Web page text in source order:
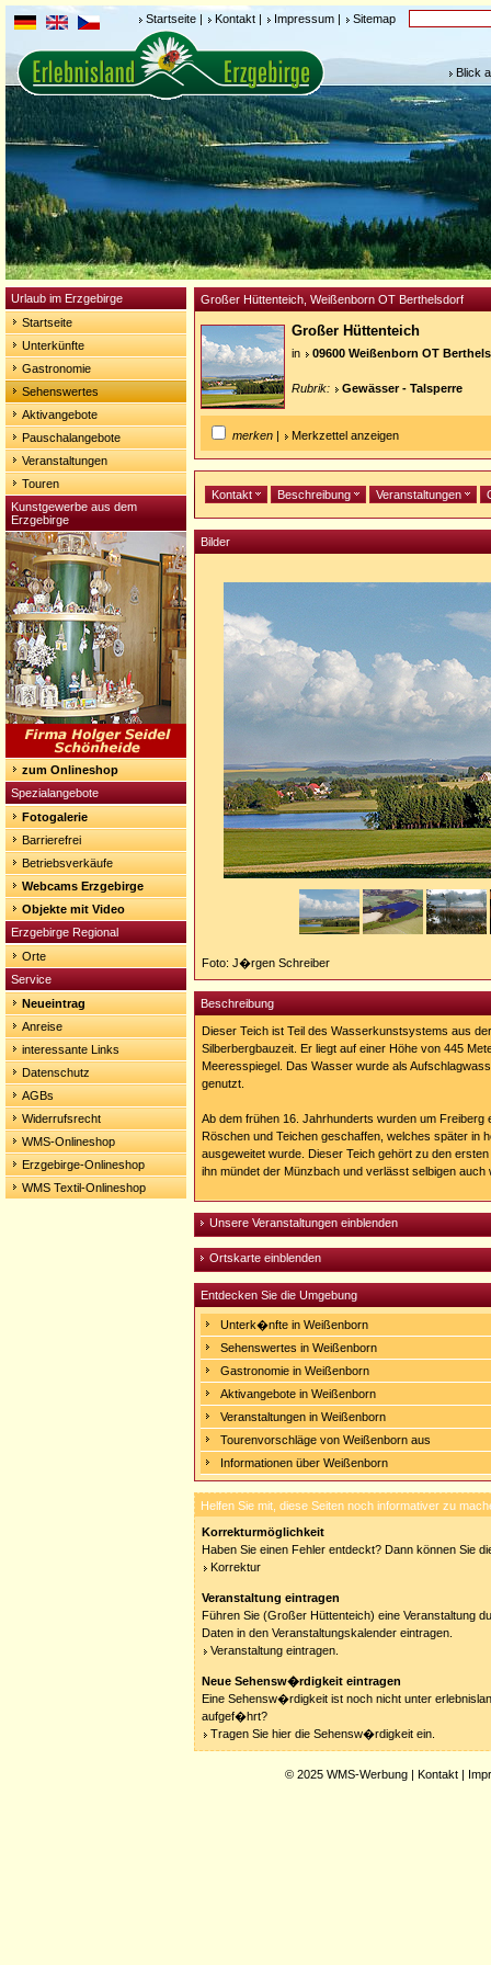
Startseite | Kontakt | Impressum | Sitemap
Blick
Urlaub im Erzgebirge
Startseite
Unterkünfte
Gastronomie
Sehenswertes
Aktivangebote
Pauschalangebote
Veranstaltungen
Touren
Kunstgewerbe aus dem
Erzgebirge
zum Onlineshop
Spezialangebote
Fotogalerie
Barrierefrei
Betriebsverkäufe
Webcams Erzgebirge
Objekte mit Video
Erzgebirge Regional
Orte
Service
Neueintrag
Anreise
interessante Links
Datenschutz
AGBs
Widerrufsrecht
WMS-Onlineshop
Erzgebirge-Onlineshop
WMS Textil-Onlineshop
Großer Hüttenteich, Weißenborn OT Berthelsdorf
Großer Hüttenteich
in 09600 Weißenborn OT
Rubrik: Gewässer - Talsperre
merken | Merkzettel anzeigen
Kontakt Beschreibung Veranstaltungen
Bilder
Foto: J�rgen Schreiber
Beschreibung
Dieser Teich ist Teil des Wasserkunstsystems aus
Silberbergbauzeit. Er liegt auf einer Höhe von 445
Meeresspiegel. Das Wasser wurde als
genutzt.
Ab dem frühen 16. Jahrhunderts wurden um Freiberg
Röschen und Teichen geschaffen, welches später in
ausgeweitet wurde. Dieser Teich gehört zu den
ihn mündet der Münzbach und verlässt selbigen auch
Unsere Veranstaltungen einblenden
Ortskarte einblenden
Entdecken Sie die Umgebung
Unterk�nfte in Weißenborn
Sehenswertes in Weißenborn
Gastronomie in Weißenborn
Aktivangebote in Weißenborn
Veranstaltungen in Weißenborn
Tourenvorschläge von Weißenborn aus
Informationen über Weißenborn
Helfen Sie mit, diese Seiten noch informativer zu
Korrekturmöglichkeit
Haben Sie einen Fehler entdeckt? Dann können Sie
Korrektur
Veranstaltung eintragen
Führen Sie (Großer Hüttenteich) eine Veranstaltung
Daten in den Veranstaltungskalender eintragen.
Veranstaltung eintragen.
Neue Sehensw�rdigkeit eintragen
Eine Sehensw�rdigkeit ist noch nicht unter
aufgef�hrt?
Tragen Sie hier die Sehensw�rdigkeit ein.
© 2025 WMS-Werbung | Kontakt |